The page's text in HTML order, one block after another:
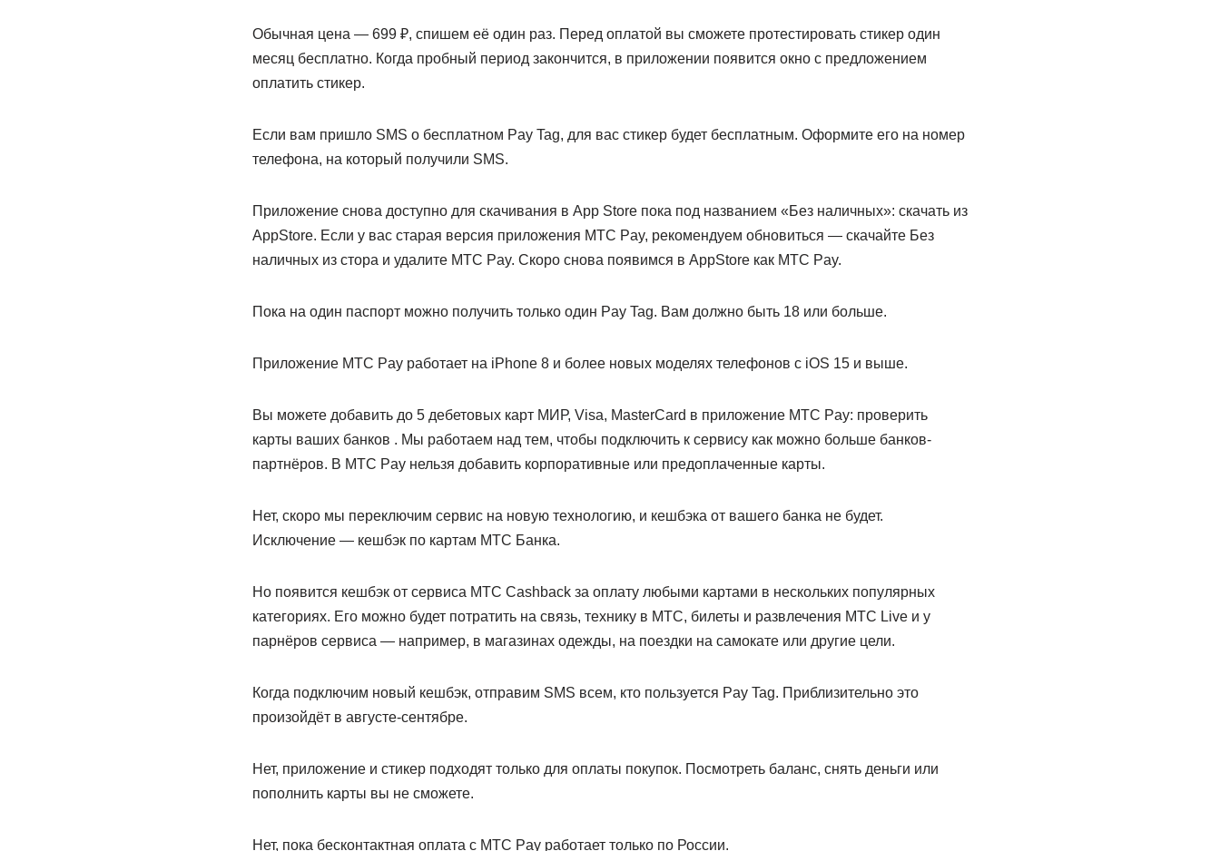
Обычная цена — 699 ₽, спишем её один раз. Перед оплатой вы сможете протестировать стикер один
месяц бесплатно. Когда пробный период закончится, в приложении появится окно с предложением
оплатить стикер.
Если вам пришло SMS о бесплатном Pay Tag, для вас стикер будет бесплатным. Оформите его на номер
телефона, на который получили SMS.
Приложение снова доступно для скачивания в App Store пока под названием «Без наличных»: скачать из
AppStore. Если у вас старая версия приложения МТС Pay, рекомендуем обновиться — скачайте Без
наличных из стора и удалите МТС Pay. Скоро снова появимся в AppStore как МТС Pay.
Пока на один паспорт можно получить только один Pay Tag. Вам должно быть 18 или больше.
Приложение МТС Pay работает на iPhone 8 и более новых моделях телефонов с iOS 15 и выше.
Вы можете добавить до 5 дебетовых карт МИР, Visa, MasterCard в приложение МТС Pay: проверить
карты ваших банков . Мы работаем над тем, чтобы подключить к сервису как можно больше банков-
партнёров. В МТС Pay нельзя добавить корпоративные или предоплаченные карты.
Нет, скоро мы переключим сервис на новую технологию, и кешбэка от вашего банка не будет.
Исключение — кешбэк по картам МТС Банка.
Но появится кешбэк от сервиса МТС Cashback за оплату любыми картами в нескольких популярных
категориях. Его можно будет потратить на связь, технику в МТС, билеты и развлечения МТС Live и у
парнёров сервиса — например, в магазинах одежды, на поездки на самокате или другие цели.
Когда подключим новый кешбэк, отправим SMS всем, кто пользуется Pay Tag. Приблизительно это
произойдёт в августе-сентябре.
Нет, приложение и стикер подходят только для оплаты покупок. Посмотреть баланс, снять деньги или
пополнить карты вы не сможете.
Нет, пока бесконтактная оплата с МТС Pay работает только по России.